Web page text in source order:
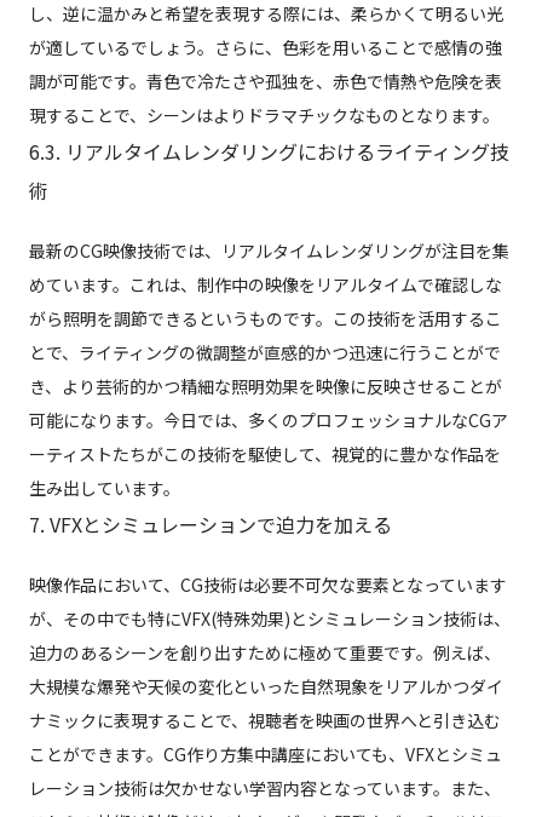
し、逆に温かみと希望を表現する際には、柔らかくて明るい光
が適しているでしょう。さらに、色彩を用いることで感情の強
調が可能です。青色で冷たさや孤独を、赤色で情熱や危険を表
現することで、シーンはよりドラマチックなものとなります。
6.3. リアルタイムレンダリングにおけるライティング技
術
最新のCG映像技術では、リアルタイムレンダリングが注目を集
めています。これは、制作中の映像をリアルタイムで確認しな
がら照明を調節できるというものです。この技術を活用するこ
とで、ライティングの微調整が直感的かつ迅速に行うことがで
き、より芸術的かつ精細な照明効果を映像に反映させることが
可能になります。今日では、多くのプロフェッショナルなCGア
ーティストたちがこの技術を駆使して、視覚的に豊かな作品を
生み出しています。
7. VFXとシミュレーションで迫力を加える
映像作品において、CG技術は必要不可欠な要素となっています
が、その中でも特にVFX(特殊効果)とシミュレーション技術は、
迫力のあるシーンを創り出すために極めて重要です。例えば、
大規模な爆発や天候の変化といった自然現象をリアルかつダイ
ナミックに表現することで、視聴者を映画の世界へと引き込む
ことができます。CG作り方集中講座においても、VFXとシミュ
レーション技術は欠かせない学習内容となっています。また、